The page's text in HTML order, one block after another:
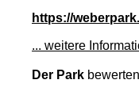
https://
... weitere
Der Park